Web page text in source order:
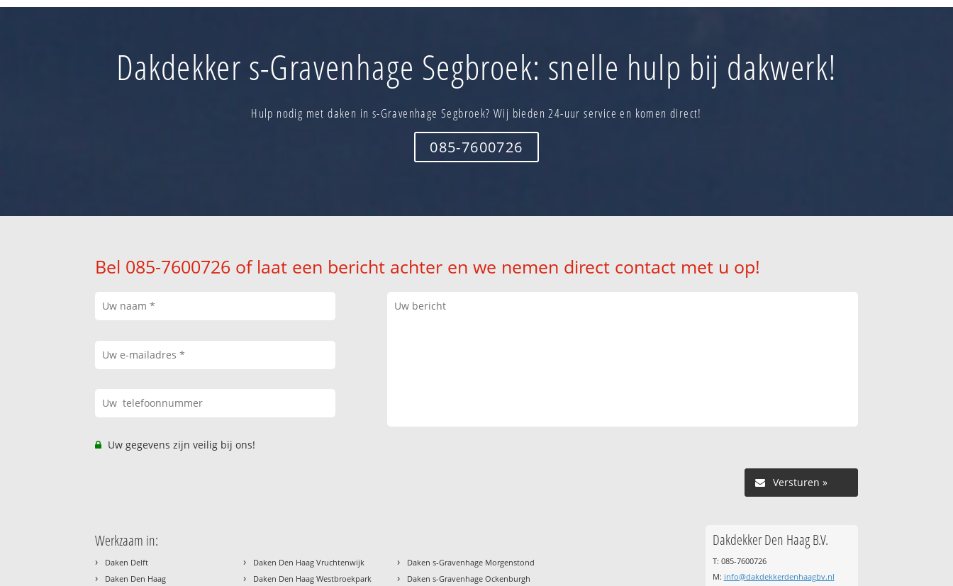
Dakdekker s-Gravenhage Segbroek: snelle hulp bij dakwerk!
Hulp nodig met daken in s-Gravenhage Segbroek? Wij bieden 24-uur service en komen direct!
085-7600726
Bel 085-7600726 of laat een bericht achter en we nemen direct contact met u op!
Uw gegevens zijn veilig bij ons!
Versturen »
Werkzaam in:
› Daken Delft
› Daken Den Haag
› Daken Den Haag Vruchtenwijk
› Daken Den Haag Westbroekpark
› Daken s-Gravenhage Morgenstond
› Daken s-Gravenhage Ockenburgh
Dakdekker Den Haag B.V.
T: 085-7600726
M: info@dakdekkerdenhaagbv.nl